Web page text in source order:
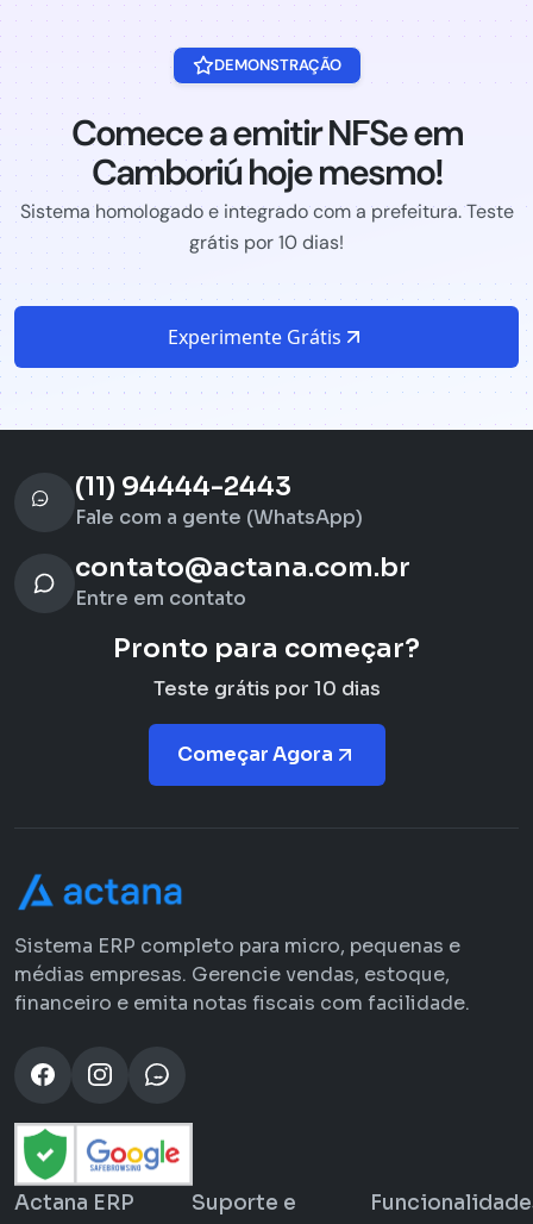
DEMONSTRAÇÃO
Comece a emitir NFSe em
Camboriú hoje mesmo!
Sistema homologado e integrado com a prefeitura. Teste
grátis por 10 dias!
Experimente Grátis
(11) 94444-2443
Fale com a gente (WhatsApp)
contato@actana.com.br
Entre em contato
Pronto para começar?
Teste grátis por 10 dias
Começar Agora
Sistema ERP completo para micro, pequenas e
médias empresas. Gerencie vendas, estoque,
financeiro e emita notas fiscais com facilidade.
Actana ERP
Suporte e